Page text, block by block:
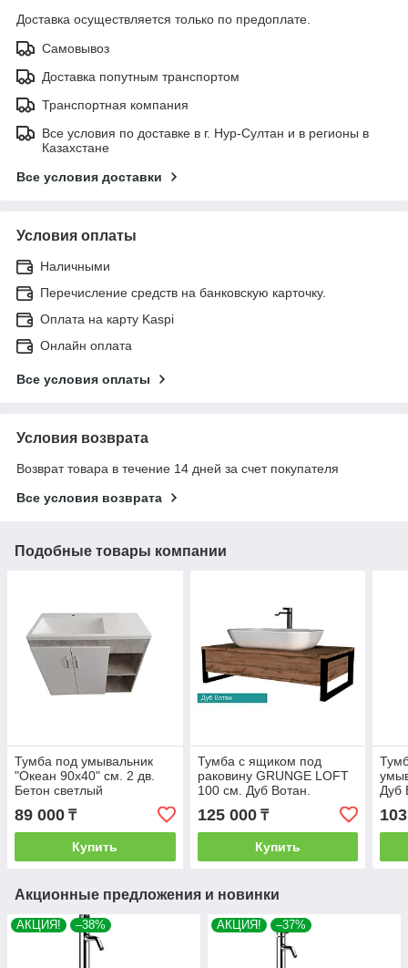
Доставка осуществляется только по предоплате.
Самовывоз
Доставка попутным транспортом
Транспортная компания
Все условия по доставке в г. Нур-Султан и в регионы в
Казахстане
Все условия доставки
Условия оплаты
Наличными
Перечисление средств на банковскую карточку.
Оплата на карту Kaspi
Онлайн оплата
Все условия оплаты
Условия возврата
Возврат товара в течение 14 дней за счет покупателя
Все условия возврата
Подобные товары компании
Тумба под умывальник
"Океан 90х40" см. 2 дв.
Бетон светлый
89 000 ₸
Купить
Тумба с ящиком под
раковину GRUNGE LOFT
100 см. Дуб Вотан.
125 000₸
Купить
Дуб
Акционные предложения и новинки
АКЦИЯ! –38% АКЦИЯ! –37%